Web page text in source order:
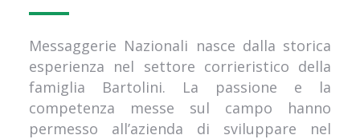
Messaggerie Nazionali nasce dalla storica
esperienza nel settore corrieristico della
famiglia Bartolini. La passione e la
competenza messe sul campo hanno
permesso all’azienda di sviluppare nel